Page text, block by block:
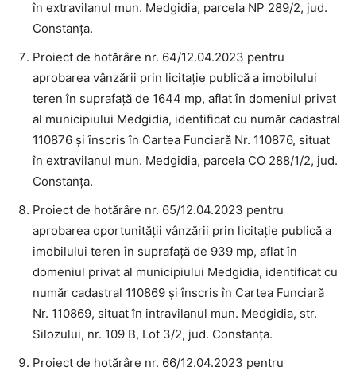
în extravilanul mun. Medgidia, parcela NP 289/2, jud.
Constanța.
Proiect de hotărâre nr. 64/12.04.2023 pentru
aprobarea vânzării prin licitație publică a imobilului
teren în suprafață de 1644 mp, aflat în domeniul privat
al municipiului Medgidia, identificat cu număr cadastral
110876 și înscris în Cartea Funciară Nr. 110876, situat
în extravilanul mun. Medgidia, parcela CO 288/1/2, jud.
Constanța.
Proiect de hotărâre nr. 65/12.04.2023 pentru
aprobarea oportunității vânzării prin licitație publică a
imobilului teren în suprafață de 939 mp, aflat în
domeniul privat al municipiului Medgidia, identificat cu
număr cadastral 110869 și înscris în Cartea Funciară
Nr. 110869, situat în intravilanul mun. Medgidia, str.
Silozului, nr. 109 B, Lot 3/2, jud. Constanța.
Proiect de hotărâre nr. 66/12.04.2023 pentru